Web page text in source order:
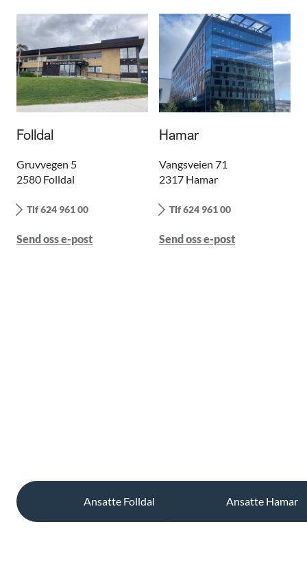
Folldal
Gruvvegen 5
2580 Folldal
Tlf 624 961 00
Send oss e-post
Ansatte Folldal
Hamar
Vangsveien 71
2317 Hamar
Tlf 624 961 00
Send oss e-post
Ansatte Hamar